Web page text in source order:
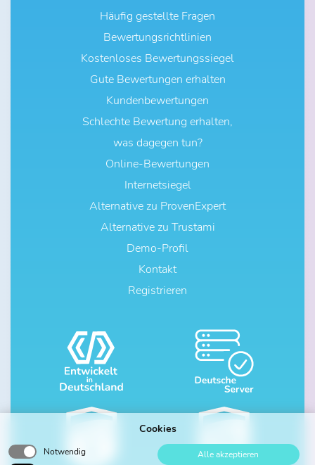
Cookies
Notwendig Alle akzeptieren
Häufig gestellte Fragen
Bewertungsrichtlinien
Kostenloses Bewertungssiegel
Gute Bewertungen erhalten
Kundenbewertungen
Schlechte Bewertung erhalten,
was dagegen tun?
Online-Bewertungen
Internetsiegel
Alternative zu ProvenExpert
Alternative zu Trustami
Demo-Profil
Kontakt
Registrieren